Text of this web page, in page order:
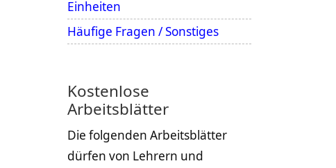
Einheiten
Häufige Fragen / Sonstiges
Kostenlose
Arbeitsblätter
Die folgenden Arbeitsblätter
dürfen von Lehrern und